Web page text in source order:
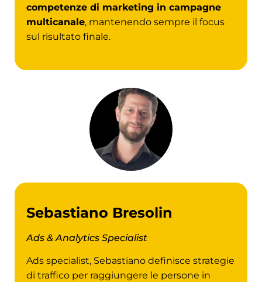
competenze di marketing in campagne
multicanale, mantenendo sempre il focus
sul risultato finale.
Sebastiano Bresolin
Ads & Analytics Specialist
Ads specialist, Sebastiano definisce strategie
di traffico per raggiungere le persone in